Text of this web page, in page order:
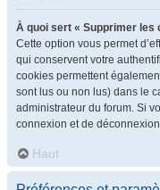
À quoi sert « Supprimer les
Cette option vous permet
qui conservent votre
cookies permettent
sont lus ou non lus) dans le
administrateur du forum. Si
connexion et de
Haut